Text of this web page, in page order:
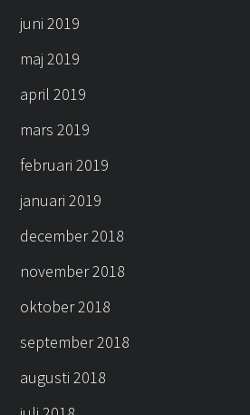
juni 2019
maj 2019
april 2019
mars 2019
februari 2019
januari 2019
december 2018
november 2018
oktober 2018
september 2018
augusti 2018